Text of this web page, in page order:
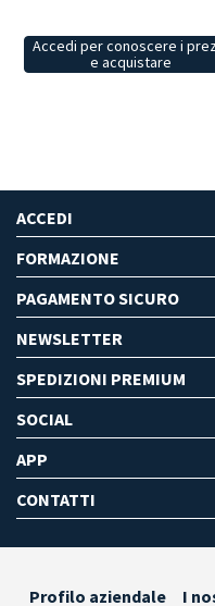
Accedi per conoscere i
e acquistare
ACCEDI
FORMAZIONE
PAGAMENTO SICURO
NEWSLETTER
SPEDIZIONI PREMIUM
SOCIAL
APP
CONTATTI
Profilo aziendale I